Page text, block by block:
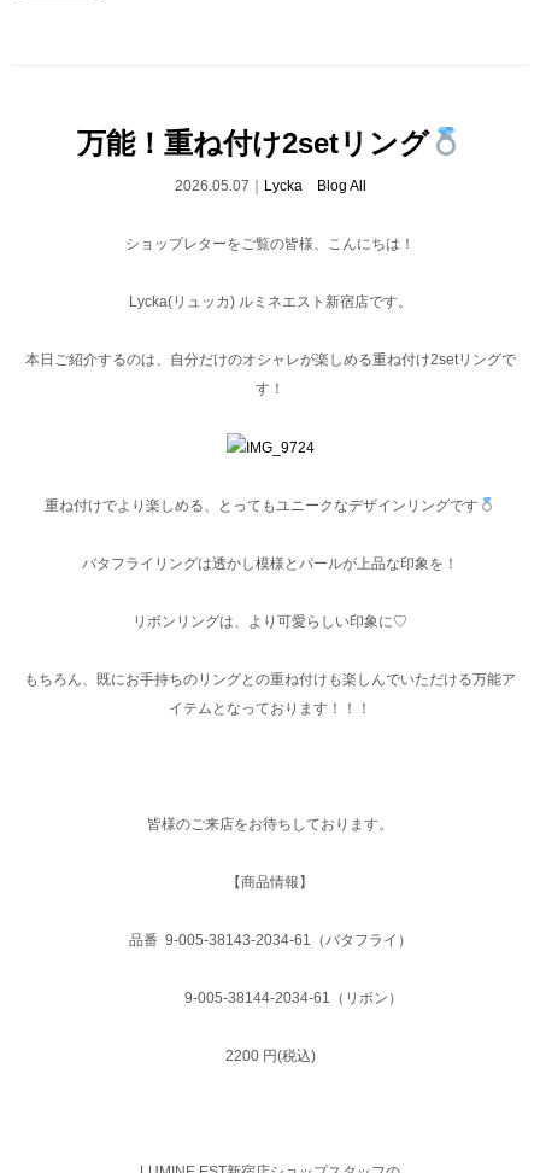
万能！重ね付け2setリング
2026.05.07｜ Lycka Blog All
ショップレターをご覧の皆様、こんにちは！
Lycka(リュッカ) ルミネエスト新宿店です。
本日ご紹介するのは、自分だけのオシャレが楽しめる重ね付け2setリングで
す！
重ね付けでより楽しめる、とってもユニークなデザインリングです
バタフライリングは透かし模様とパールが上品な印象を！
リボンリングは、より可愛らしい印象に♡
もちろん、既にお手持ちのリングとの重ね付けも楽しんでいただける万能ア
イテムとなっております！！！
皆様のご来店をお待ちしております。
【商品情報】
品番 9-005-38143-2034-61（バタフライ）
9-005-38144-2034-61（リボン）
2200 円(税込)